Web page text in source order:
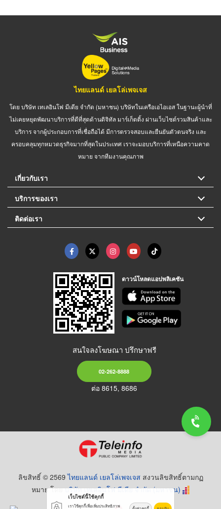
ไทยแลนด์ เยลโล่เพจเจส
โดย บริษัท เทเลอินโฟ มีเดีย จำกัด (มหาชน) บริษัทในเครือเอไอเอส ในฐานะผู้นำที่
ไม่เคยหยุดพัฒนาบริการที่ดีที่สุดด้านดิจิทัล มาร์เก็ตติ้ง ผ่านเว็บไซต์รวมสินค้าและ
บริการ จากผู้ประกอบการที่เชื่อถือได้ มีการตรวจสอบและยืนยันตัวตนจริง และ
ครอบคลุมทุกหมวดธุรกิจมากที่สุดในประเทศ เราจะมอบบริการที่เหนือความคาด
หมาย จากทีมงานคุณภาพ
เกี่ยวกับเรา
บริการของเรา
ติดต่อเรา
ดาวน์โหลดแอปพลิเคชัน
สนใจลงโฆษณา ปรึกษาฟรี
02-262-8888
ต่อ 8615, 8686
ลิขสิทธิ์ © 2569ไทยแลนด์ เยลโล่เพจเจส สงวนลิขสิทธิ์ตามกฏ
หมาย โดยบริษัท เทเลอินโฟ มีเดีย จำกัด (มหาชน)
เว็บไซต์นี้ใช้คุกกี้
เราใช้คุกกี้เพื่อเพิ่มประสิทธิภาพ